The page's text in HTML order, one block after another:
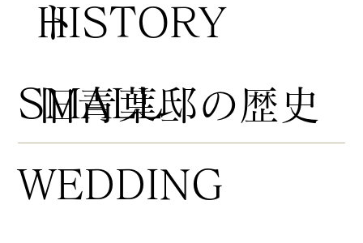
HISTORY
​旧青葉邸の歴史
ト
​SMALL
WEDDING